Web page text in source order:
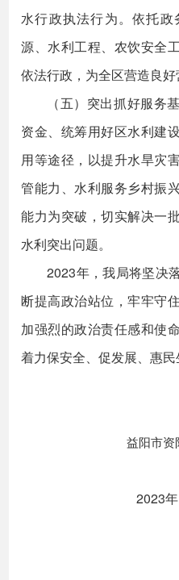
水行政执法行为。依托
源、水利工程、农饮安全
依法行政，为全区营造良好
（五）突出抓好服务
资金、统筹用好区水利建
用等途径，以提升水旱灾
管能力、水利服务乡村振
能力为突破，切实解决一
水利突出问题。
2023年，我局将坚决
断提高政治站位，牢牢守
加强烈的政治责任感和使
着力保安全、促发展、惠民
益阳市资
2023